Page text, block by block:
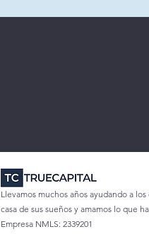
Llevamos muchos años ayudando a
casa de sus sueños y amamos lo que
Empresa NMLS: 2339201